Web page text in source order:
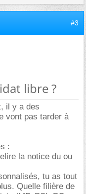
#3
libre ?
il y a des
vont pas tarder à
:
la notice du ou
tu as tout
Quelle filière de